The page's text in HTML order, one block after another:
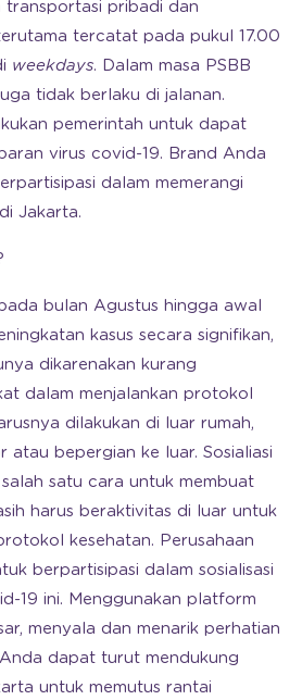
transportasi pribadi dan
tercatat pada pukul 17.00
weekdays. Dalam masa PSBB
tidak berlaku di jalanan.
pemerintah untuk dapat
virus covid-19. Brand Anda
dalam memerangi
Jakarta.
bulan Agustus hingga awal
kasus secara signifikan,
dikarenakan kurang
dalam menjalankan protokol
dilakukan di luar rumah,
atau bepergian ke luar. Sosialiasi
satu cara untuk membuat
harus beraktivitas di luar untuk
kesehatan. Perusahaan
berpartisipasi dalam sosialisasi
19 ini. Menggunakan platform
menyala dan menarik perhatian
dapat turut mendukung
untuk memutus rantai